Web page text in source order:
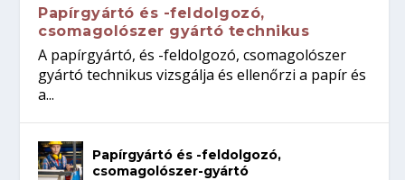
Papírgyártó és -feldolgozó,
csomagolószer gyártó technikus
A papírgyártó, és -feldolgozó, csomagolószer
gyártó technikus vizsgálja és ellenőrzi a papír és
a...
Papírgyártó és -feldolgozó,
csomagolószer-gyártó